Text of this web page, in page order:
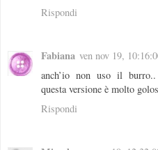
Rispondi
Fabiana ven nov 19,
anch’io non uso il
questa versione è molto
Rispondi